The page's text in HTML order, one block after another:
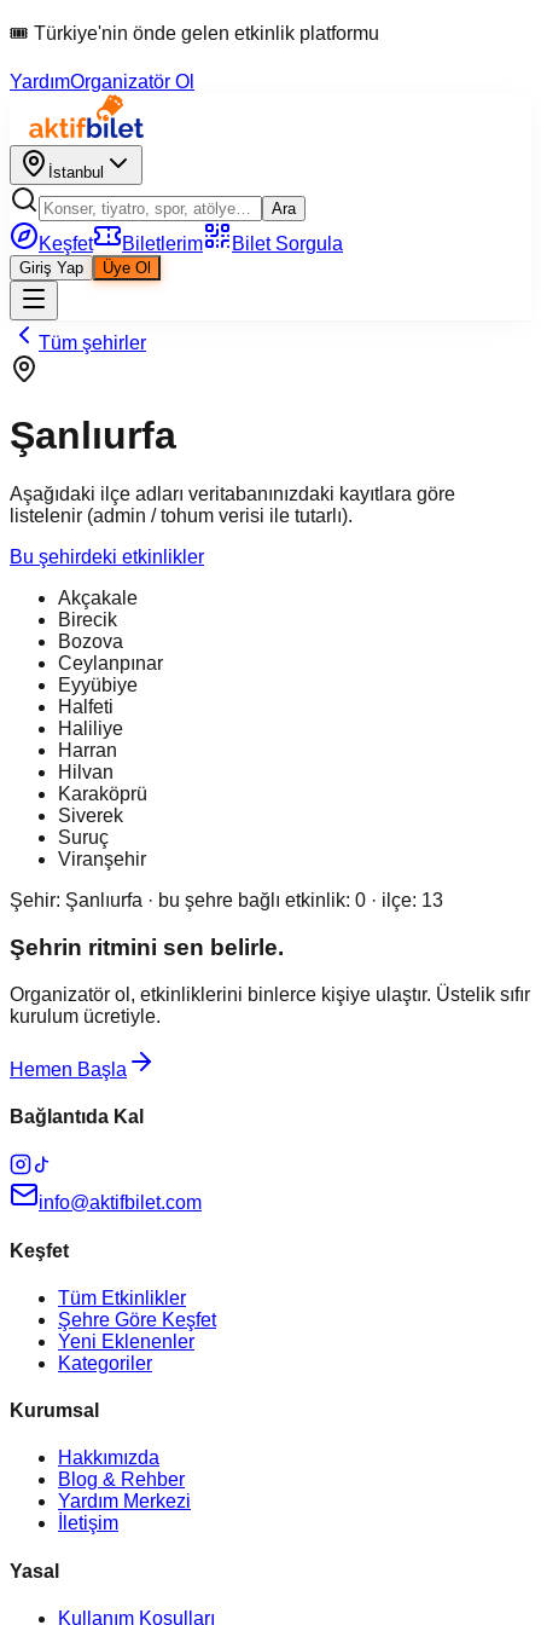
🎟 Türkiye'nin önde gelen etkinlik platformu
YardımOrganizatör Ol
İstanbul
Ara
Keşfet Biletlerim Bilet Sorgula
Giriş Yap Üye Ol
Tüm şehirler
Şanlıurfa
Aşağıdaki ilçe adları veritabanınızdaki kayıtlara göre
listelenir (admin / tohum verisi ile tutarlı).
Bu şehirdeki etkinlikler
Akçakale
Birecik
Bozova
Ceylanpınar
Eyyübiye
Halfeti
Haliliye
Harran
Hilvan
Karaköprü
Siverek
Suruç
Viranşehir
Şehir: Şanlıurfa · bu şehre bağlı etkinlik: 0 · ilçe: 13
Şehrin ritmini sen belirle.
Organizatör ol, etkinliklerini binlerce kişiye ulaştır. Üstelik sıfır
kurulum ücretiyle.
Hemen Başla
Bağlantıda Kal
info@aktifbilet.com
Keşfet
Tüm Etkinlikler
Şehre Göre Keşfet
Yeni Eklenenler
Kategoriler
Kurumsal
Hakkımızda
Blog & Rehber
Yardım Merkezi
İletişim
Yasal
Kullanım Koşulları